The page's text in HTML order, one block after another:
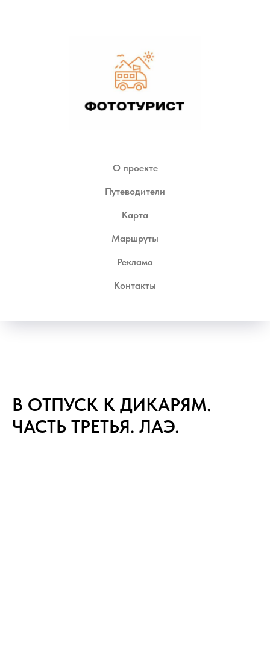
О проекте
Путеводители
Карта
Маршруты
Реклама
Контакты
В ОТПУСК К ДИКАРЯМ.
ЧАСТЬ ТРЕТЬЯ. ЛАЭ.